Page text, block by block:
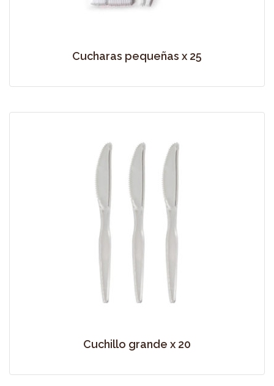
Cucharas pequeñas x 25
Cuchillo grande x 20